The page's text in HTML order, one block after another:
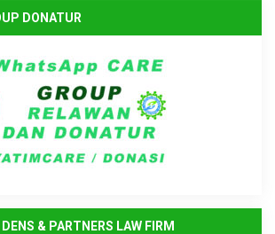
DONATUR
& PARTNERS LAW FIRM